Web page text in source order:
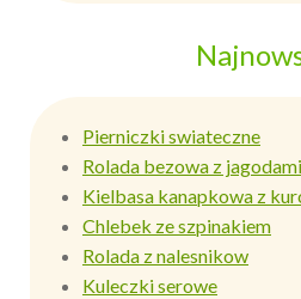
Pierniczki swiateczne
Rolada bezowa z jagodami
Kielbasa kanapkowa z
Chlebek ze szpinakiem
Rolada z nalesnikow
Kuleczki serowe